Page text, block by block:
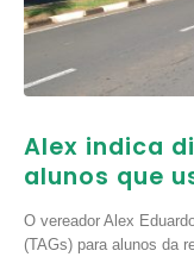
Alex indica
alunos que
O vereador Alex
(TAGs) para alunos da